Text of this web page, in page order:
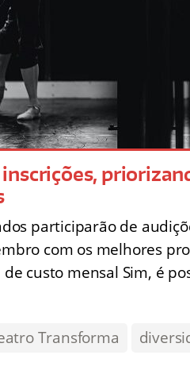
participarão de
com os melhores
custo mensal Sim, é
Transforma